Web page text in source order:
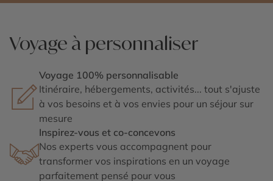
Voyage à personnaliser
Voyage 100% personnalisable
Itinéraire, hébergements, activités... tout s'ajuste
à vos besoins et à vos envies pour un séjour sur
mesure
Inspirez-vous et co-concevons
Nos experts vous accompagnent pour
transformer vos inspirations en un voyage
parfaitement pensé pour vous